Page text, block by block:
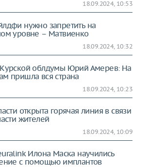
18.09.2024, 10:53
нужно запретить на
уровне – Матвиенко
18.09.2024, 10:32
облдумы Юрий Амерев: На
пришла вся страна
18.09.2024, 10:23
открыта горячая линия в связи
жителей
18.09.2024, 10:09
Илона Маска научились
с помощью имплантов